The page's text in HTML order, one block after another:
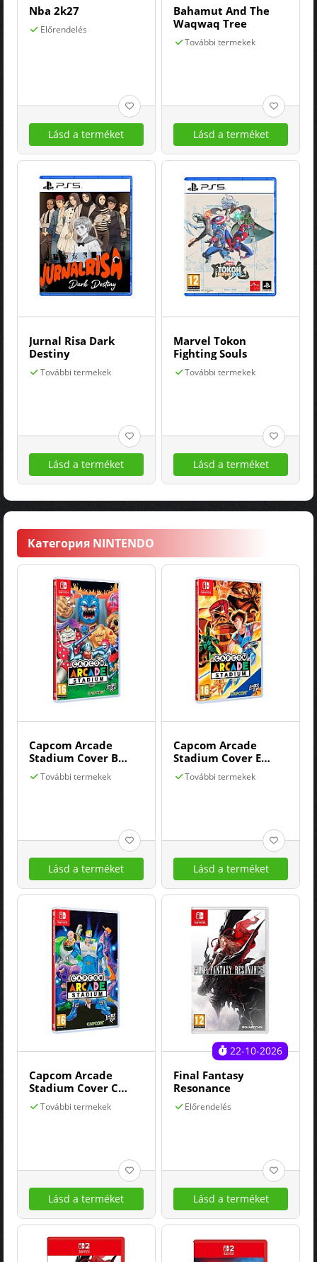
Nba 2k27
Előrendelés
Lásd a terméket
Bahamut And The
Waqwaq Tree
További termekek
Lásd a terméket
Jurnal Risa Dark
Destiny
További termekek
Lásd a terméket
Marvel Tokon
Fighting Souls
További termekek
Lásd a terméket
Категория NINTENDO
Capcom Arcade
Stadium Cover B
Ghouls'n Ghosts
További termekek
Lásd a terméket
Capcom Arcade
Stadium Cover E
Strider
További termekek
Lásd a terméket
Capcom Arcade
Stadium Cover C
(captain Commando)
További termekek
Lásd a terméket
22-10-2026
Final Fantasy
Resonance
Előrendelés
Lásd a terméket